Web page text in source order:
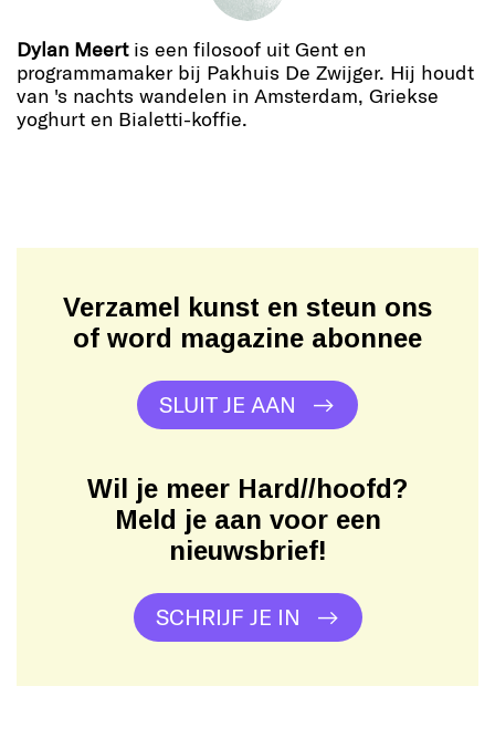
Dylan Meertis een filosoof uit Gent en
programmamaker bij Pakhuis De Zwijger. Hij houdt
van 's nachts wandelen in Amsterdam, Griekse
yoghurt en Bialetti-koffie.
Verzamel kunst en steun ons
of word magazine abonnee
SLUIT JE AAN
Wil je meer Hard//hoofd?
Meld je aan voor een
nieuwsbrief!
SCHRIJF JE IN